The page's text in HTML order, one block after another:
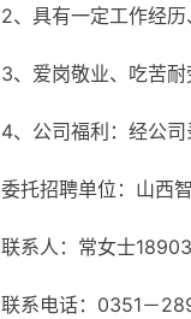
2、具有一定工作经
3、爱岗敬业、吃苦
4、公司福利：经公
委托招聘单位：山西
联系人：常女士
联系电话：0351－